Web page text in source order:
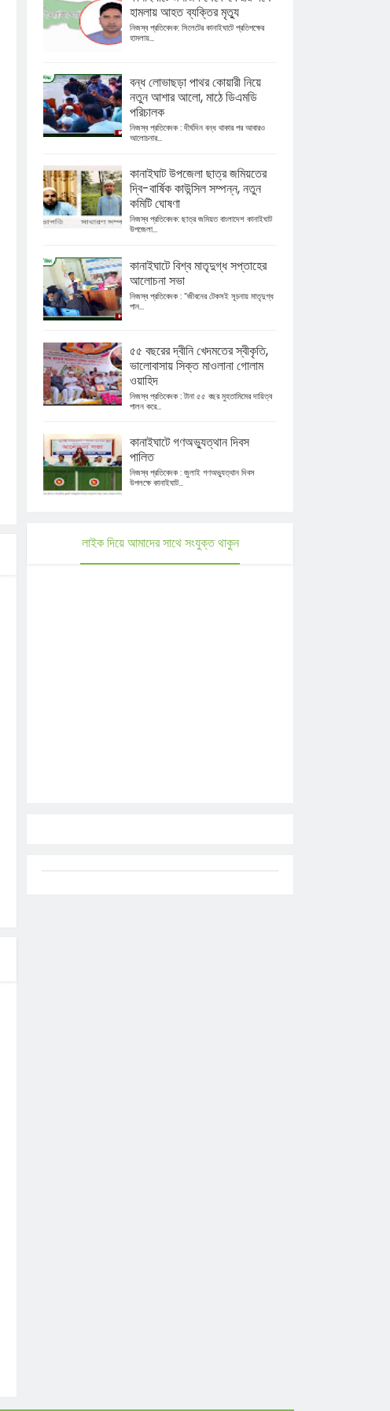
হামলায় আহত ব্যক্তির মৃত্যু
নিজস্ব প্রতিবেদক: সিলেটের কানাইঘাটে প্রতিপক্ষের
হামলায়...
বন্ধ লোভাছড়া পাথর কোয়ারী নিয়ে
নতুন আশার আলো, মাঠে ডিএমডি
পরিচালক
নিজস্ব প্রতিবেদক : দীর্ঘদিন বন্ধ থাকার পর আবারও
আলোচনার...
কানাইঘাট উপজেলা ছাত্র জমিয়তের
দ্বি-বার্ষিক কাউন্সিল সম্পন্ন, নতুন
কমিটি ঘোষণা
নিজস্ব প্রতিবেদক: ছাত্র জমিয়ত বাংলাদেশ কানাইঘাট
উপজেলা...
কানাইঘাটে বিশ্ব মাতৃদুগ্ধ সপ্তাহের
আলোচনা সভা
নিজস্ব প্রতিবেদক : “জীবনের টেকসই সূচনায় মাতৃদুগ্ধ
পান...
৫৫ বছরের দ্বীনি খেদমতের স্বীকৃতি,
ভালোবাসায় সিক্ত মাওলানা গোলাম
ওয়াহিদ
নিজস্ব প্রতিবেদক : টানা ৫৫ বছর মুহতামিমের দায়িত্ব
পালন করে...
কানাইঘাটে গণঅভ্যুত্থান দিবস
পালিত
নিজস্ব প্রতিবেদক : জুলাই গণঅভ্যুত্থান দিবস
উপলক্ষে কানাইঘাট...
লাইক দিয়ে আমাদের সাথে সংযুক্ত থাকুন